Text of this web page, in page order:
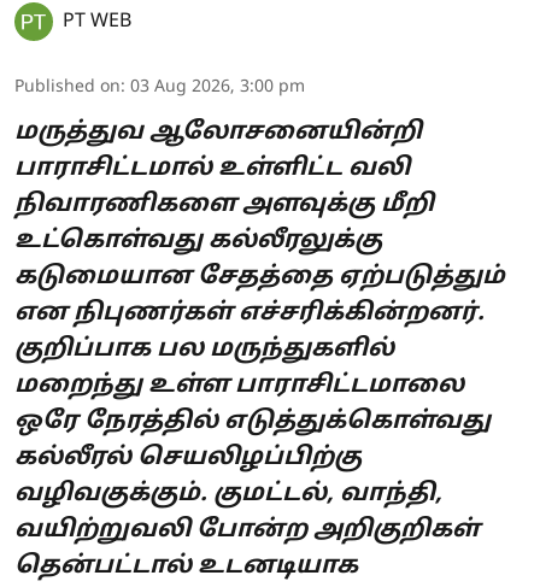
PT WEB
Published on: 03 Aug 2026, 3:00 pm
மருத்துவ ஆலோசனையின்றி
பாராசிட்டமால் உள்ளிட்ட வலி
நிவாரணிகளை அளவுக்கு மீறி
உட்கொள்வது கல்லீரலுக்கு
கடுமையான சேதத்தை ஏற்படுத்தும்
என நிபுணர்கள் எச்சரிக்கின்றனர்.
குறிப்பாக பல மருந்துகளில்
மறைந்து உள்ள பாராசிட்டமாலை
ஒரே நேரத்தில் எடுத்துக்கொள்வது
கல்லீரல் செயலிழப்பிற்கு
வழிவகுக்கும். குமட்டல், வாந்தி,
வயிற்றுவலி போன்ற அறிகுறிகள்
தென்பட்டால் உடனடியாக